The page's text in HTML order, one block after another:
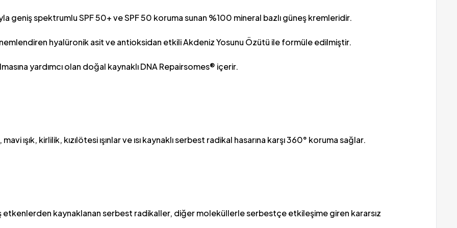
geniş spektrumlu SPF 50+ ve SPF 50 koruma sunan %100 mineral bazlı güneş kremleridir.
hyalüronik asit ve antioksidan etkili Akdeniz Yosunu Özütü ile formüle edilmiştir.
yardımcı olan doğal kaynaklı DNA Repairsomes® içerir.
ışık, kirlilik, kızılötesi ışınlar ve ısı kaynaklı serbest radikal hasarına karşı 360° koruma sağlar.
etkenlerden kaynaklanan serbest radikaller, diğer moleküllerle serbestçe etkileşime giren kararsız